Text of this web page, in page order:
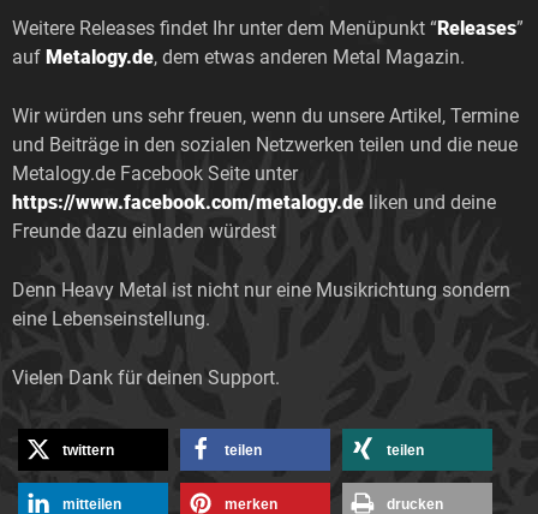
Weitere Releases findet Ihr unter dem Menüpunkt “Releases”
auf Metalogy.de, dem etwas anderen Metal Magazin.
Wir würden uns sehr freuen, wenn du unsere Artikel, Termine
und Beiträge in den sozialen Netzwerken teilen und die neue
Metalogy.de Facebook Seite unter
https://www.facebook.com/metalogy.de liken und deine
Freunde dazu einladen würdest
Denn Heavy Metal ist nicht nur eine Musikrichtung sondern
eine Lebenseinstellung.
Vielen Dank für deinen Support.
twittern teilen teilen
mitteilen merken drucken